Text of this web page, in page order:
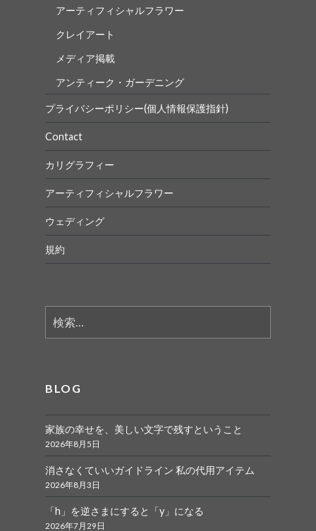
アーティフィシャルフラワー
クレイアート
メディア掲載
アンティーク・ガーデニング
プライバシーポリシー(個人情報保護指針)
Contact
カリグラフィー
アーティフィシャルフラワー
ウェディング
規約
索:
BLOG
家族の幸せを、美しい文字で残すということ
2026年8月5日
消さなくていいガイドライン 私の代用アイテム
2026年8月3日
「h」を逆さまにすると「y」になる
2026年7月29日